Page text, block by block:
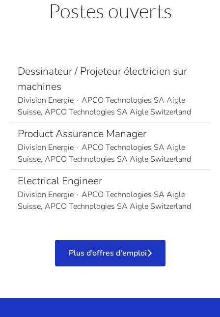
Postes ouverts
Dessinateur / Projeteur électricien sur
machines
Division Energie · APCO Technologies SA Aigle
Suisse, APCO Technologies SA Aigle Switzerland
Product Assurance Manager
Division Energie · APCO Technologies SA Aigle
Suisse, APCO Technologies SA Aigle Switzerland
Electrical Engineer
Division Energie · APCO Technologies SA Aigle
Suisse, APCO Technologies SA Aigle Switzerland
Plus d’offres d'emploi